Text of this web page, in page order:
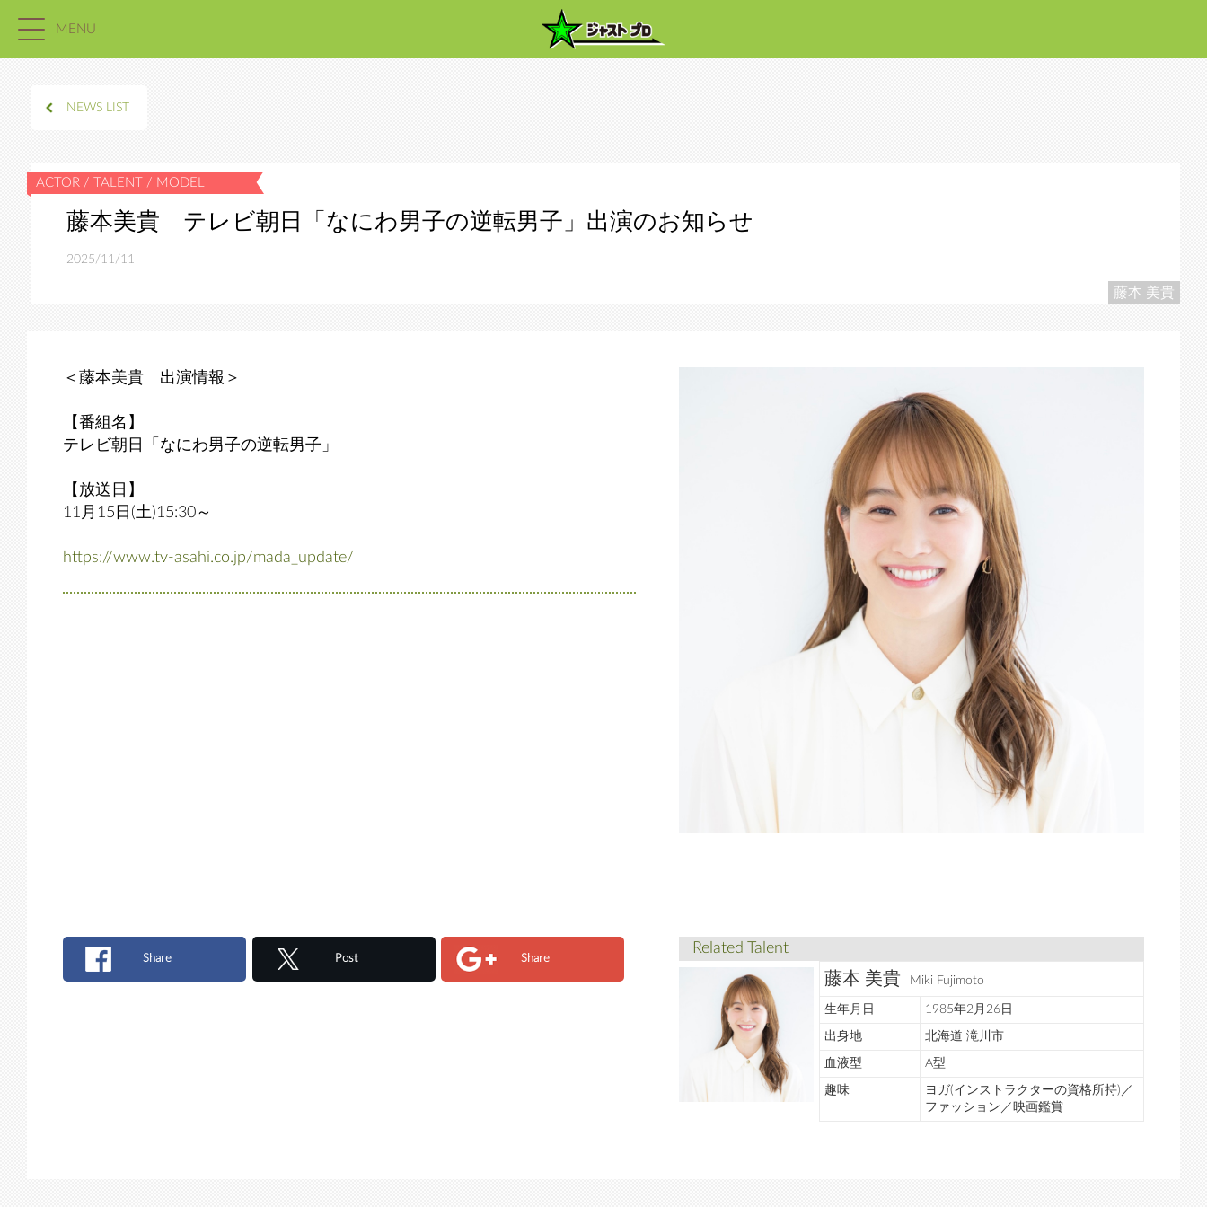
MENU
NEWS LIST
藤本美貴 テレビ朝日「なにわ男子の逆転男子」出演のお知らせ
2025/11/11
藤本 美貴
＜藤本美貴 出演情報＞
【番組名】
テレビ朝日「なにわ男子の逆転男子」
【放送日】
11月15日(土)15:30～
https://www.tv-asahi.co.jp/mada_update/
Share Post Share
Related Talent
藤本 美貴 Miki Fujimoto
生年月日 1985年2月26日
出身地 北海道 滝川市
血液型 A型
趣味
ヨガ(インストラクターの資格所持)／
ファッション／映画鑑賞